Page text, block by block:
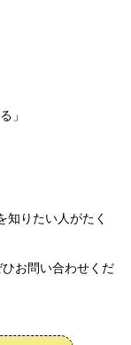
」
りたい人がたく
お問い合わせくだ